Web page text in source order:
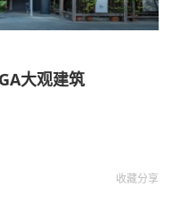
大观建筑
收藏分享